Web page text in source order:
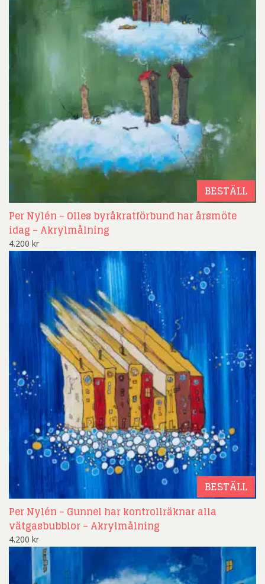
BESTÄLL
Per Nylén – Olles byråkratförbund har årsmöte
idag – Akrylmålning
4.200 kr
BESTÄLL
Per Nylén – Gunnel har kontrollräknar alla
vätgasbubblor – Akrylmålning
4.200 kr